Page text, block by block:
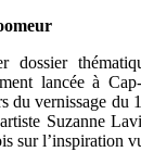
dossier
lancée à
du vernissage du
Suzanne
sur l’inspiration